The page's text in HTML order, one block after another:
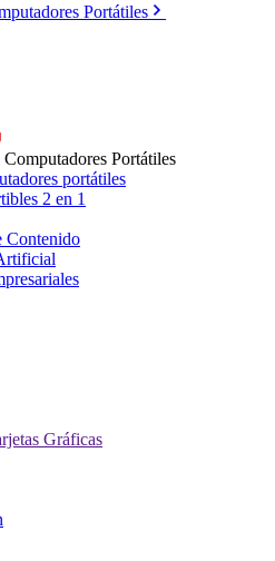
Portátiles
Computadores Portátiles
portátiles
2 en 1
Contenido
Gráficas